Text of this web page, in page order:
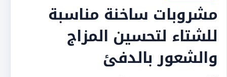
مشروبات ساخنة مناسبة
للشتاء لتحسين المزاج
والشعور بالدفئ